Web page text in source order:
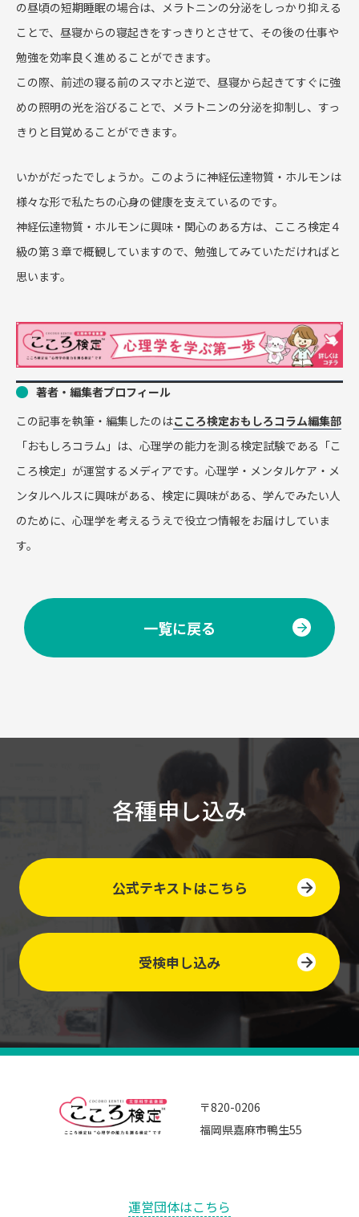
の昼頃の短期睡眠の場合は、メラトニンの分泌をしっかり抑える
ことで、昼寝からの寝起きをすっきりとさせて、その後の仕事や
勉強を効率良く進めることができます。
この際、前述の寝る前のスマホと逆で、昼寝から起きてすぐに強
めの照明の光を浴びることで、メラトニンの分泌を抑制し、すっ
きりと目覚めることができます。
いかがだったでしょうか。このように神経伝達物質・ホルモンは
様々な形で私たちの心身の健康を支えているのです。
神経伝達物質・ホルモンに興味・関心のある方は、こころ検定４
級の第３章で概観していますので、勉強してみていただければと
思います。
著者・編集者プロフィール
この記事を執筆・編集したのはこころ検定おもしろコラム編集部
「おもしろコラム」は、心理学の能力を測る検定試験である「こ
ころ検定」が運営するメディアです。心理学・メンタルケア・メ
ンタルヘルスに興味がある、検定に興味がある、学んでみたい人
のために、心理学を考えるうえで役立つ情報をお届けしていま
す。
一覧に戻る
各種申し込み
公式テキストはこちら
受検申し込み
〒820-0206
福岡県嘉麻市鴨生55
運営団体はこちら